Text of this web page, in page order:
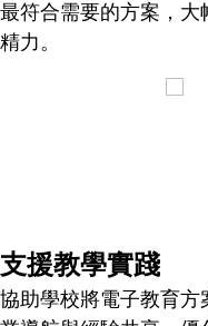
最符合需要的方案，
精力。
支援教學實踐
協助學校將電子教育